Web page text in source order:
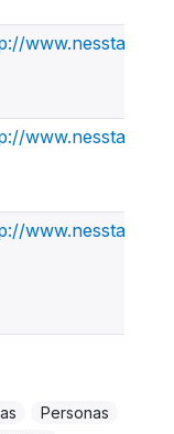
Personas